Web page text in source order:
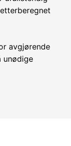
avgjørende
unødige